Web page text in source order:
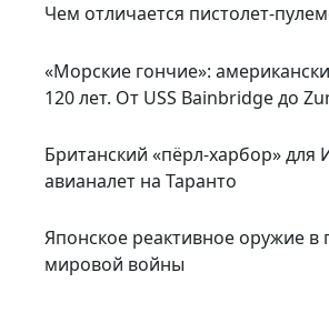
Чем отличается пистолет-
«Морские гончие»:
120 лет. От USS Bainbridge до
Британский «пёрл-харбор» для
авианалет на Таранто
Японское реактивное оружие в
мировой войны